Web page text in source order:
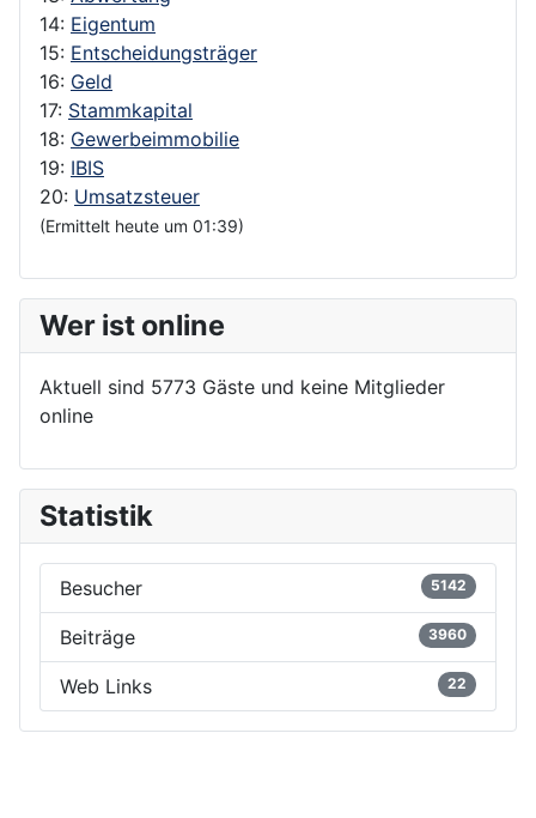
14: Eigentum
15: Entscheidungsträger
16: Geld
17: Stammkapital
18: Gewerbeimmobilie
19: IBIS
20: Umsatzsteuer
(Ermittelt heute um 01:39)
Wer ist online
Aktuell sind 5773 Gäste und keine Mitglieder
online
Statistik
Besucher 5142
Beiträge 3960
Web Links 22